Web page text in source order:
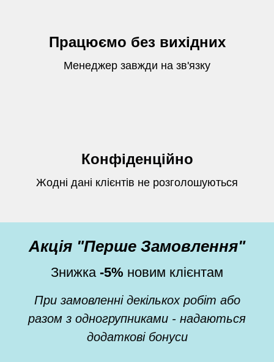
Працюємо без вихідних
Менеджер завжди на зв'язку
Конфіденційно
Жодні дані клієнтів не розголошуються
Акція "Перше Замовлення"
Знижка -5% новим клієнтам
При замовленні декількох робіт або
разом з одногрупниками - надаються
додаткові бонуси